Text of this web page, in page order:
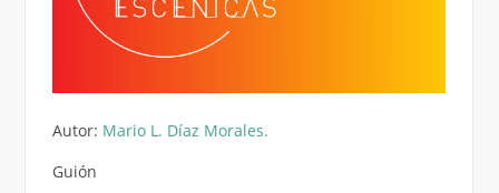
Autor: Mario L. Díaz Morales.
Guión